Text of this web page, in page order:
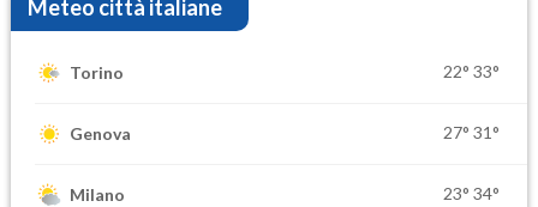
Meteo città italiane
Torino 22° 33°
Genova 27° 31°
Milano 23° 34°